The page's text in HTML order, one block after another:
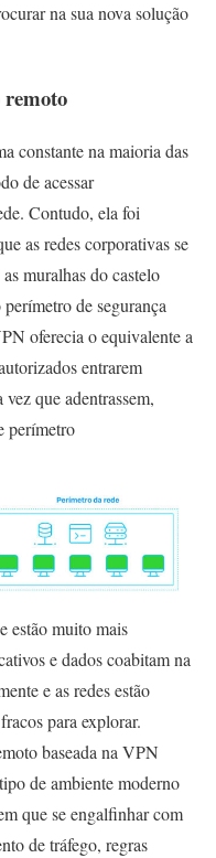
na sua nova solução
remoto
constante na maioria das
de acessar
Contudo, ela foi
as redes corporativas se
muralhas do castelo
de segurança
oferecia o equivalente a
entrarem
que adentrassem,
perímetro
estão muito mais
e dados coabitam na
e as redes estão
para explorar.
baseada na VPN
de ambiente moderno
que se engalfinhar com
de tráfego, regras